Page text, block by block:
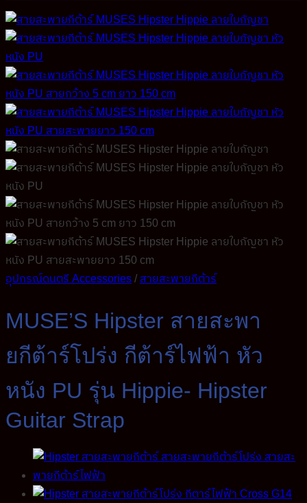
อุปกรณ์ดนตรี Accessories / สายสะพายกีต้าร์
MUSE’S Hipster สายสะพา
ยกีต้าร์โปร่ง กีต้าร์ไฟฟ้า หัว
หนัง PU รุ่น Hippie- Hipster
Guitar Strap